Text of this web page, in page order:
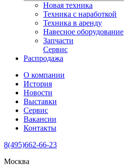
Новая техника
Техника с наработкой
Техника в аренду
Навесное оборудование
Запчасти
Сервис
Распродажа
О компании
История
Новости
Выставки
Сервис
Вакансии
Контакты
8(495)662-66-23
Москва